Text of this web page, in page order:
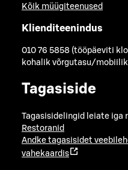
Kõik müügiteenused
Klienditeenindus
010 76 5858 (tööpäeviti
kohalik võrgutasu/
Tagasiside
Tagasisidelingid leiate iga
Restoranid
Andke tagasisidet
vahekaardis